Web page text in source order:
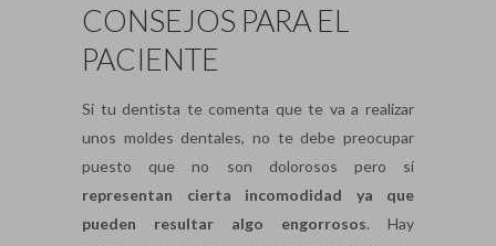
CONSEJOS PARA EL
PACIENTE
Si tu dentista te comenta que te va a realizar
unos moldes dentales, no te debe preocupar
puesto que no son dolorosos pero sí
representan cierta incomodidad ya que
pueden resultar algo engorrosos. Hay